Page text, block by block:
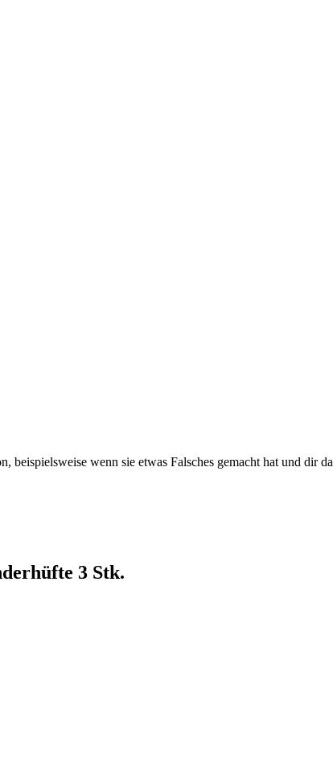
wenn sie etwas Falsches gemacht hat und dir
3 Stk.